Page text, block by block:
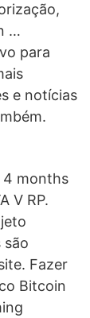
…
para
e notícias
4 months
V RP.
são
Fazer
Bitcoin